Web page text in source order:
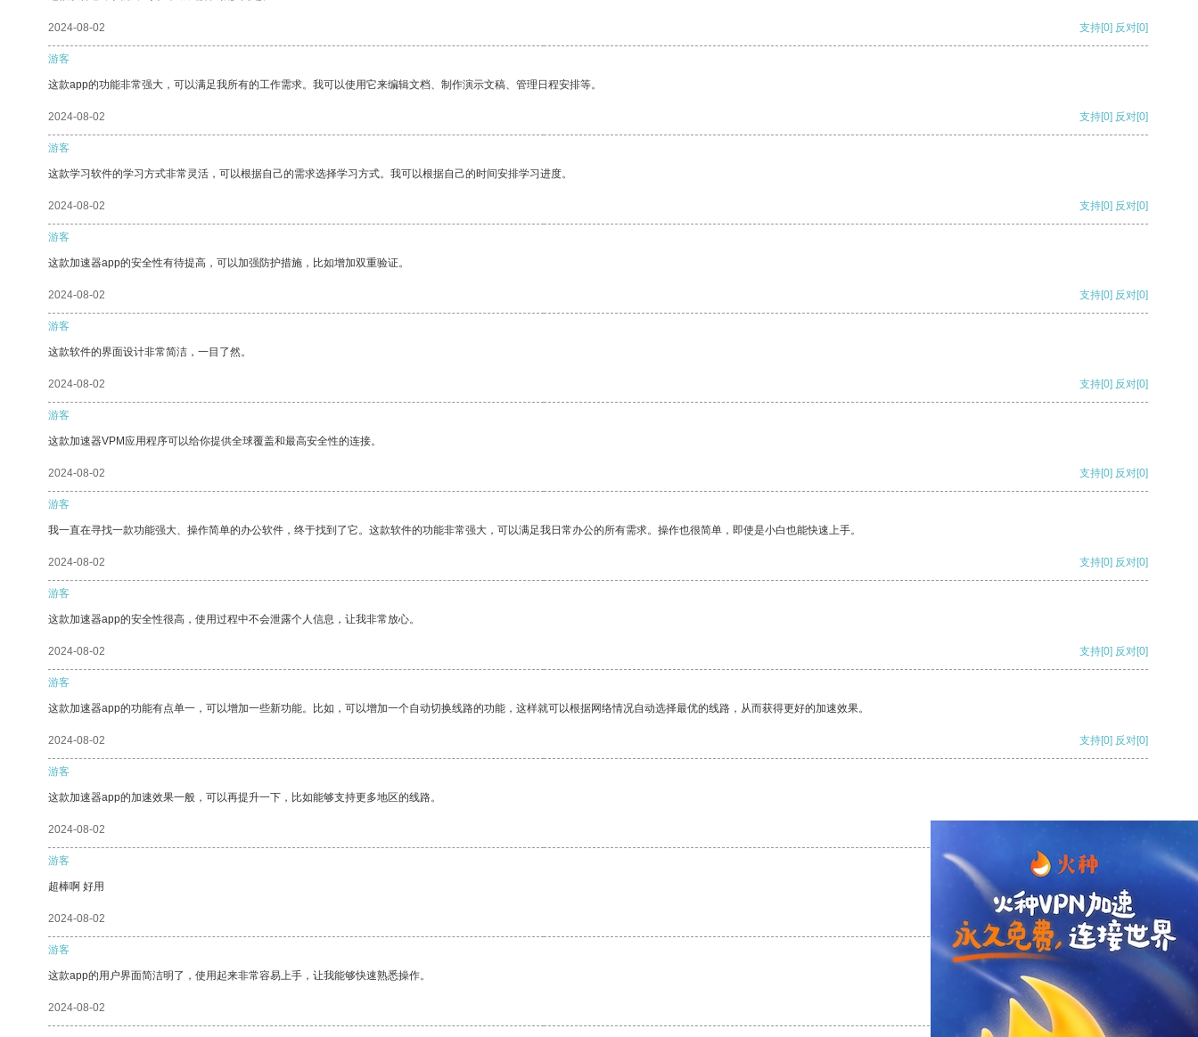
2024-08-02 支持[0] 反对[0]
游客
这款app的功能非常强大，可以满足我所有的工作需求。我可以使用它来编辑文档、制作演示文稿、管理日程安排等。
2024-08-02 支持[0] 反对[0]
游客
这款学习软件的学习方式非常灵活，可以根据自己的需求选择学习方式。我可以根据自己的时间安排学习进度。
2024-08-02 支持[0] 反对[0]
游客
这款加速器app的安全性有待提高，可以加强防护措施，比如增加双重验证。
2024-08-02 支持[0] 反对[0]
游客
这款软件的界面设计非常简洁，一目了然。
2024-08-02 支持[0] 反对[0]
游客
这款加速器VPM应用程序可以给你提供全球覆盖和最高安全性的连接。
2024-08-02 支持[0] 反对[0]
游客
我一直在寻找一款功能强大、操作简单的办公软件，终于找到了它。这款软件的功能非常强大，可以满足我日常办公的所有需求。操作也很简单，即使是小白也能快速上手。
2024-08-02 支持[0] 反对[0]
游客
这款加速器app的安全性很高，使用过程中不会泄露个人信息，让我非常放心。
2024-08-02 支持[0] 反对[0]
游客
这款加速器app的功能有点单一，可以增加一些新功能。比如，可以增加一个自动切换线路的功能，这样就可以根据网络情况自动选择最优的线路，从而获得更好的加速效果。
2024-08-02 支持[0] 反对[0]
游客
这款加速器app的加速效果一般，可以再提升一下，比如能够支持更多地区的线路。
2024-08-02
游客
超棒啊 好用
2024-08-02 支持 [0] 反对 [0]
游客
这款app的用户界面简洁明了，使用起来非常容易上手，让我能够快速熟悉操作。
2024-08-02 支持